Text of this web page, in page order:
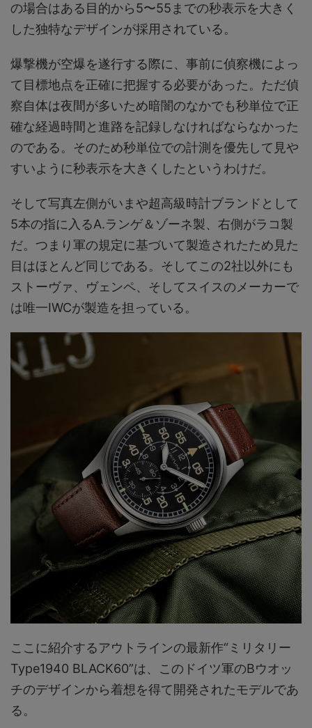
の場合はある目的から5〜55までの秒表示を大きく
した独特なデザインが採用されている。
爆撃機が空爆を遂行する際に、事前に偵察機によっ
て目標地点を正確に把握する必要があった。ただ偵
察自体は夜間が多いため暗闇のなかでも秒単位で正
確な経過時間と進路を記録しなければならなかった
のである。そのため秒単位での計測を優先して見や
すいように秒表示を大きくしたというわけだ。
そして写真左側がいまや超高級時計ブランドとして
5本の指に入るA.ランゲ＆ゾーネ製、右側がラコ製
だ。つまり軍の規定に基づいて製造されたため見た
目はほとんど同じである。そしてこの2社以外にも
ストーヴァ、ヴェンペ、そしてスイスのメーカーで
は唯一IWCが製造を担っている。
ここに紹介するアウトラインの最新作“ミリタリー
Type1940 BLACK60”は、このドイツ軍のBウオッ
チのデザインから着想を得て開発されたモデルであ
る。